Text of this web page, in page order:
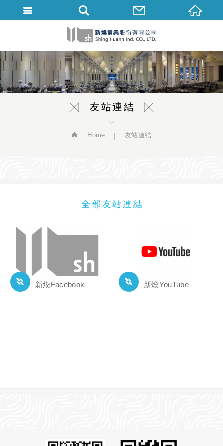
友站連結
Home 友站連結
全部友站連結
新煥Facebook 新煥YouTube
繁體中文